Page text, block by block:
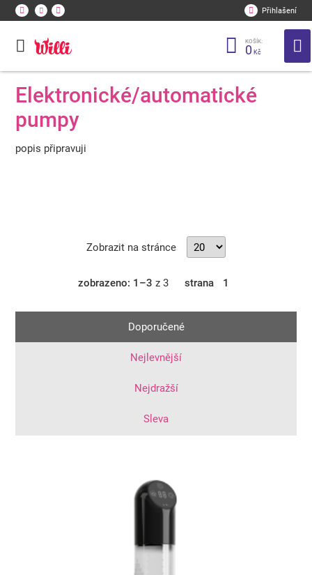
Přihlašení
KOŠÍK:
0 Kč
Elektronické/automatické
pumpy
popis připravuji
Zobrazit na stránce
zobrazeno: 1–3z 3 strana 1
Doporučené
Nejlevnější
Nejdražší
Sleva